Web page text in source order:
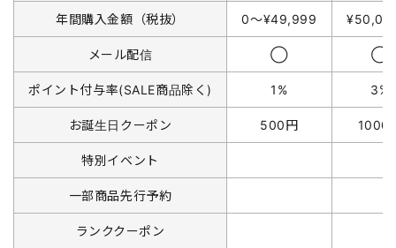
年間購入金額（税抜） 0〜¥49,999
メール配信 ◯ ◯
ポイント付与率(SALE商品除く) 1% 3%
お誕生日クーポン 500円 1000
特別イベント
一部商品先行予約
ランククーポン